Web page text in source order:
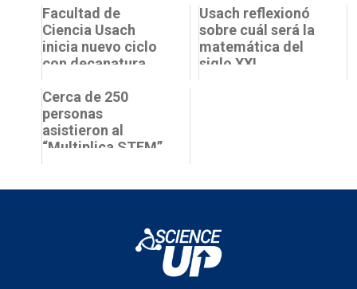
Facultad de
Ciencia Usach
inicia nuevo ciclo
con decanatura
Galina García
Mokina
Usach reflexionó
sobre cuál será la
matemática del
siglo XXI
Cerca de 250
personas
asistieron al
“Multiplica STEM”